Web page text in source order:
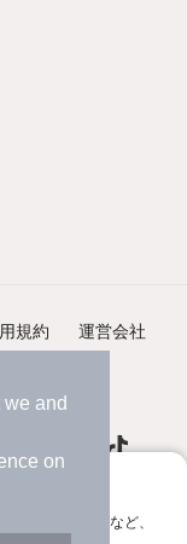
and
on
探し
お気に入り保存など、
規約 運営会社